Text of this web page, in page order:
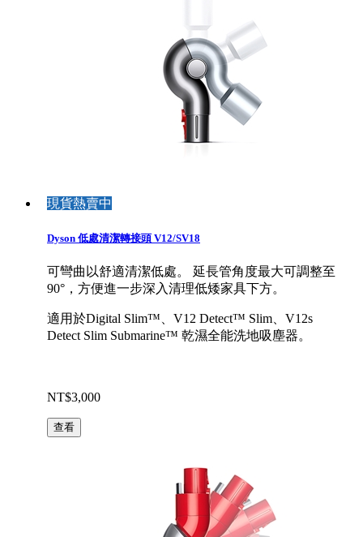
現貨熱賣中
Dyson 低處清潔轉接頭 V12/SV18
可彎曲以舒適清潔低處。 延長管角度最大可調整至
90°，方便進一步深入清理低矮家具下方。
適用於Digital Slim™、V12 Detect™ Slim、V12s
Detect Slim Submarine™ 乾濕全能洗地吸塵器。
NT$3,000
查看